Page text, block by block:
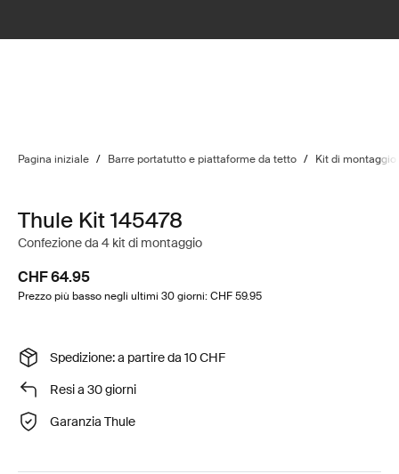
Pagina iniziale / Barre portatutto e piattaforme da tetto / Kit di montaggio
Thule Kit 145478
Confezione da 4 kit di montaggio
CHF 64.95
Prezzo più basso negli ultimi 30 giorni: CHF 59.95
Spedizione: a partire da 10 CHF
Resi a 30 giorni
Garanzia Thule